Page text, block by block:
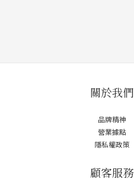
關於我們
品牌精神
營業據點
隱私權政策
顧客服務